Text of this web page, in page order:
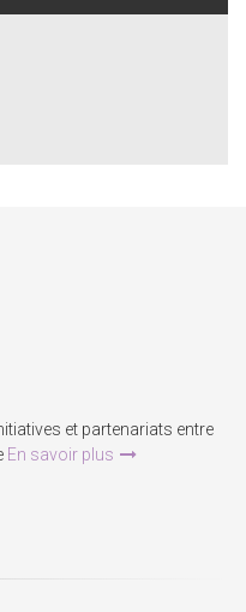
et partenariats entre
En savoir plus